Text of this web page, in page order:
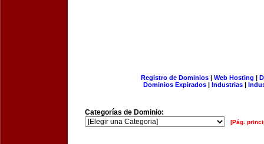
Registro de Dominios| Web Hosting |
Dominios Expirados | Industrias |
Categorías de Dominio:
[Pág.